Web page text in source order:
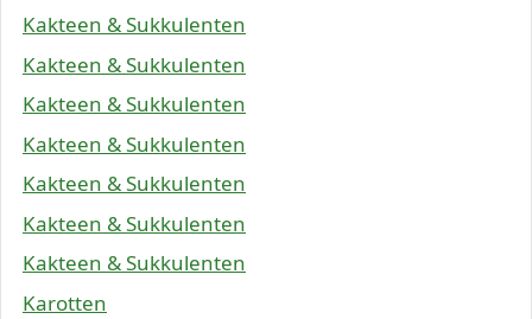
Kakteen & Sukkulenten
Kakteen & Sukkulenten
Kakteen & Sukkulenten
Kakteen & Sukkulenten
Kakteen & Sukkulenten
Kakteen & Sukkulenten
Kakteen & Sukkulenten
Karotten